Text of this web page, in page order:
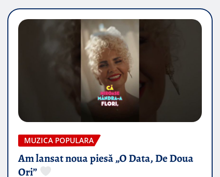
MUZICA POPULARA
Am lansat noua piesă „O Data, De Doua
Ori”